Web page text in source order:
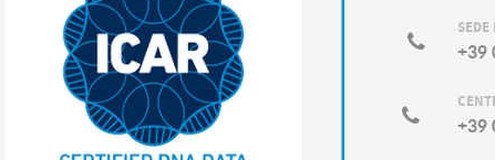
+39
+39